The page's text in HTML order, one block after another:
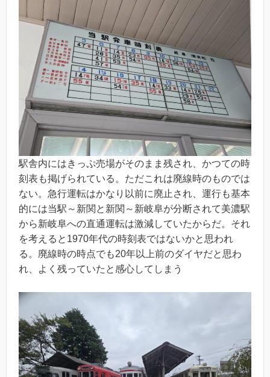
駅舎内にはきっぷ売場がそのまま残され、かつての時
刻表も掲げられている。ただこれは廃線時のものでは
ない。急行運転はかなり以前に廃止され、運行も基本
的には当駅～新関と新関～新岐阜が分断されて美濃駅
から新岐阜への直通運転は激減していたからだ。それ
を考えると1970年代の時刻表ではないかと思われ
る。廃線時の時点でも20年以上前のダイヤだと思わ
れ、よく残っていたと感心してしまう